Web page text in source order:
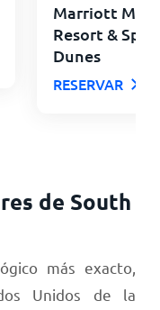
Marriott
Resort & Spa
Dunes
RESERVAR
de South
más exacto,
Unidos de la